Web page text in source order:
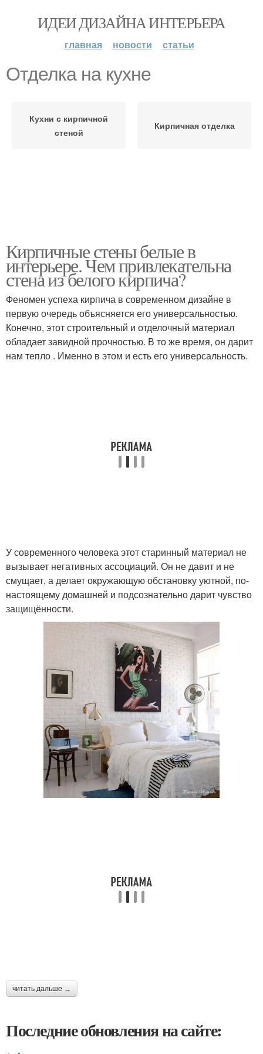
ИДЕИ ДИЗАЙНА ИНТЕРЬЕРА
главная новости статьи
Отделка на кухне
Кухни с кирпичной
стеной
Кирпичная отделка
Кирпичные стены белые в
интерьере. Чем привлекательна
стена из белого кирпича?
Феномен успеха кирпича в современном дизайне в
первую очередь объясняется его универсальностью.
Конечно, этот строительный и отделочный материал
обладает завидной прочностью. В то же время, он дарит
нам тепло . Именно в этом и есть его универсальность.
У современного человека этот старинный материал не
вызывает негативных ассоциаций. Он не давит и не
смущает, а делает окружающую обстановку уютной, по-
настоящему домашней и подсознательно дарит чувство
защищённости.
читать дальше →
Последние обновления на сайте: